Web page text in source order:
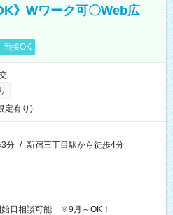
》Wワーク可〇Web広
面接OK
定有り)
3分 / 新宿三丁目駅から徒歩4分
日相談可能 ※9月～OK！